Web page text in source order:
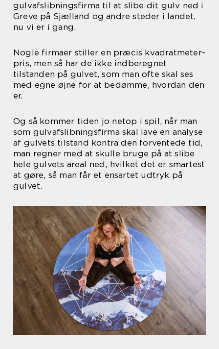
gulvafslibningsfirma til at slibe dit gulv ned i
Greve på Sjælland og andre steder i landet,
nu vi er i gang.
Nogle firmaer stiller en præcis kvadratmeter-
pris, men så har de ikke indberegnet
tilstanden på gulvet, som man ofte skal ses
med egne øjne for at bedømme, hvordan den
er.
Og så kommer tiden jo netop i spil, når man
som gulvafslibningsfirma skal lave en analyse
af gulvets tilstand kontra den forventede tid,
man regner med at skulle bruge på at slibe
hele gulvets areal ned, hvilket det er smartest
at gøre, så man får et ensartet udtryk på
gulvet.